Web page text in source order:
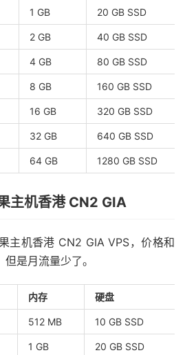
1 GB 20 GB SSD
2 GB 40 GB SSD
4 GB 80 GB SSD
8 GB 160 GB SSD
16 GB 320 GB SSD
32 GB 640 GB SSD
64 GB 1280 GB SSD
主机香港 CN2 GIA
主机香港 CN2 GIA VPS，价格和
是月流量少了。
内存 硬盘
512 MB 10 GB SSD
1 GB 20 GB SSD